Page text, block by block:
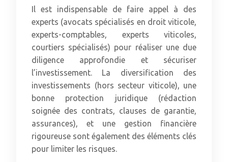
Il est indispensable de faire appel à des
experts (avocats spécialisés en droit viticole,
experts-comptables, experts viticoles,
courtiers spécialisés) pour réaliser une due
diligence approfondie et sécuriser
l’investissement. La diversification des
investissements (hors secteur viticole), une
bonne protection juridique (rédaction
soignée des contrats, clauses de garantie,
assurances), et une gestion financière
rigoureuse sont également des éléments clés
pour limiter les risques.